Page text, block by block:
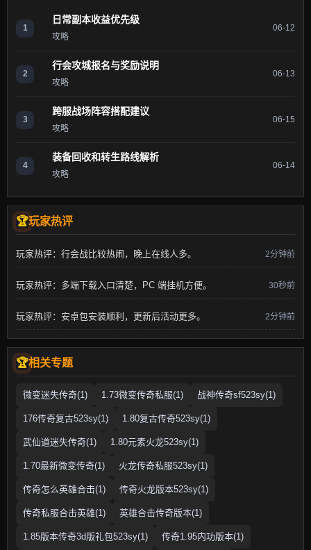
1
日常副本收益优先级
攻略
06-12
2
行会攻城报名与奖励说明
攻略
06-13
3
跨服战场阵容搭配建议
攻略
06-15
4
装备回收和转生路线解析
攻略
06-14
玩家热评
玩家热评：行会战比较热闹，晚上在线人多。 2分钟前
玩家热评：多端下载入口清楚，PC 端挂机方便。 30秒前
玩家热评：安卓包安装顺利，更新后活动更多。 2分钟前
相关专题
微变迷失传奇(1) 1.73微变传奇私服(1) 战神传奇sf523sy(1)
176传奇复古523sy(1) 1.80复古传奇523sy(1)
武仙道迷失传奇(1) 1.80元素火龙523sy(1)
1.70最新微变传奇(1) 火龙传奇私服523sy(1)
传奇怎么英雄合击(1) 传奇火龙版本523sy(1)
传奇私服合击英雄(1) 英雄合击传奇版本(1)
1.85版本传奇3d版礼包523sy(1) 传奇1.95内功版本(1)